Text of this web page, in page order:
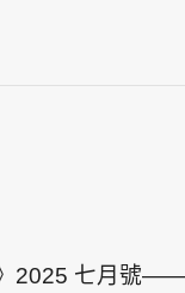
》2025 七月號